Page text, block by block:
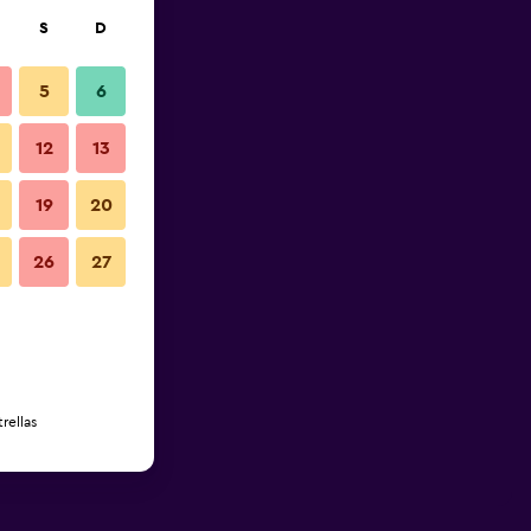
S D
5 6
12 13
19 20
26 27